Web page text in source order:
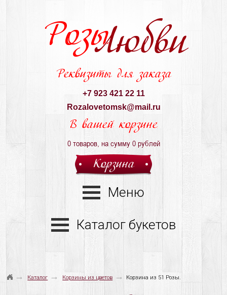
РозыЛюбви
Реквизиты для заказа
+7 923 421 22 11
Rozalovetomsk@mail.ru
В вашей корзине
0товаров, на сумму 0рублей
Корзина
Меню
Каталог букетов
→ Каталог → Корзины из цветов → Корзина из 51 Розы.